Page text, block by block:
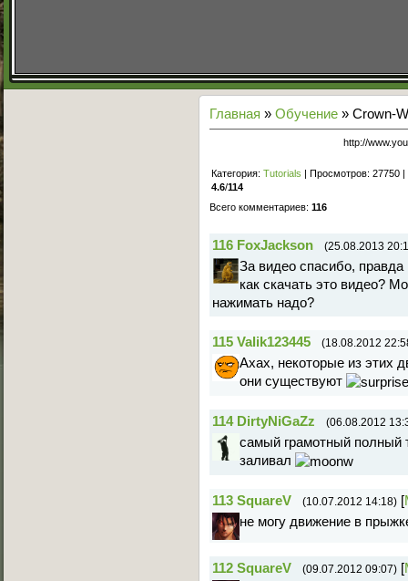
Главная » Обучение » Crown-
http://
Категория: Tutorials Просмотров: 27750 |
4.6/114
Всего комментариев: 116
116 FoxJackson (25.08.2013
За видео спасибо, правда
как скачать это видео?
нажимать надо?
115 Valik123445 (18.08.2012
Ахах, некоторые из этих
они существуют
114 DirtyNiGaZz (06.08.2012
самый грамотный полный
заливал
113 SquareV (10.07.2012 14:18) [
не могу движение в
112 SquareV (09.07.2012 09:07) [